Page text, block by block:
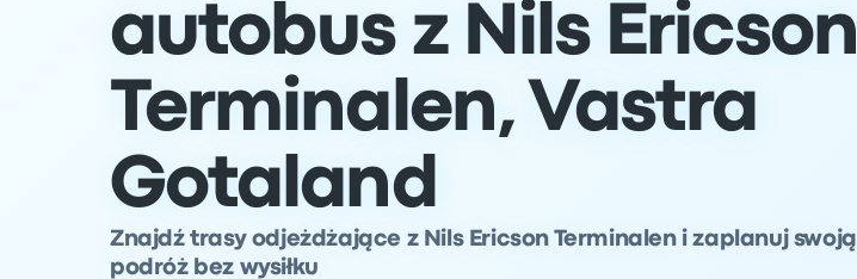
autobus z Nils Ericson
Terminalen, Vastra
Gotaland
Znajdź trasy odjeżdżające z Nils Ericson Terminalen i zaplanuj swoją
podróż bez wysiłku